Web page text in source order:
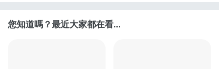
您知道嗎？最近大家都在看...